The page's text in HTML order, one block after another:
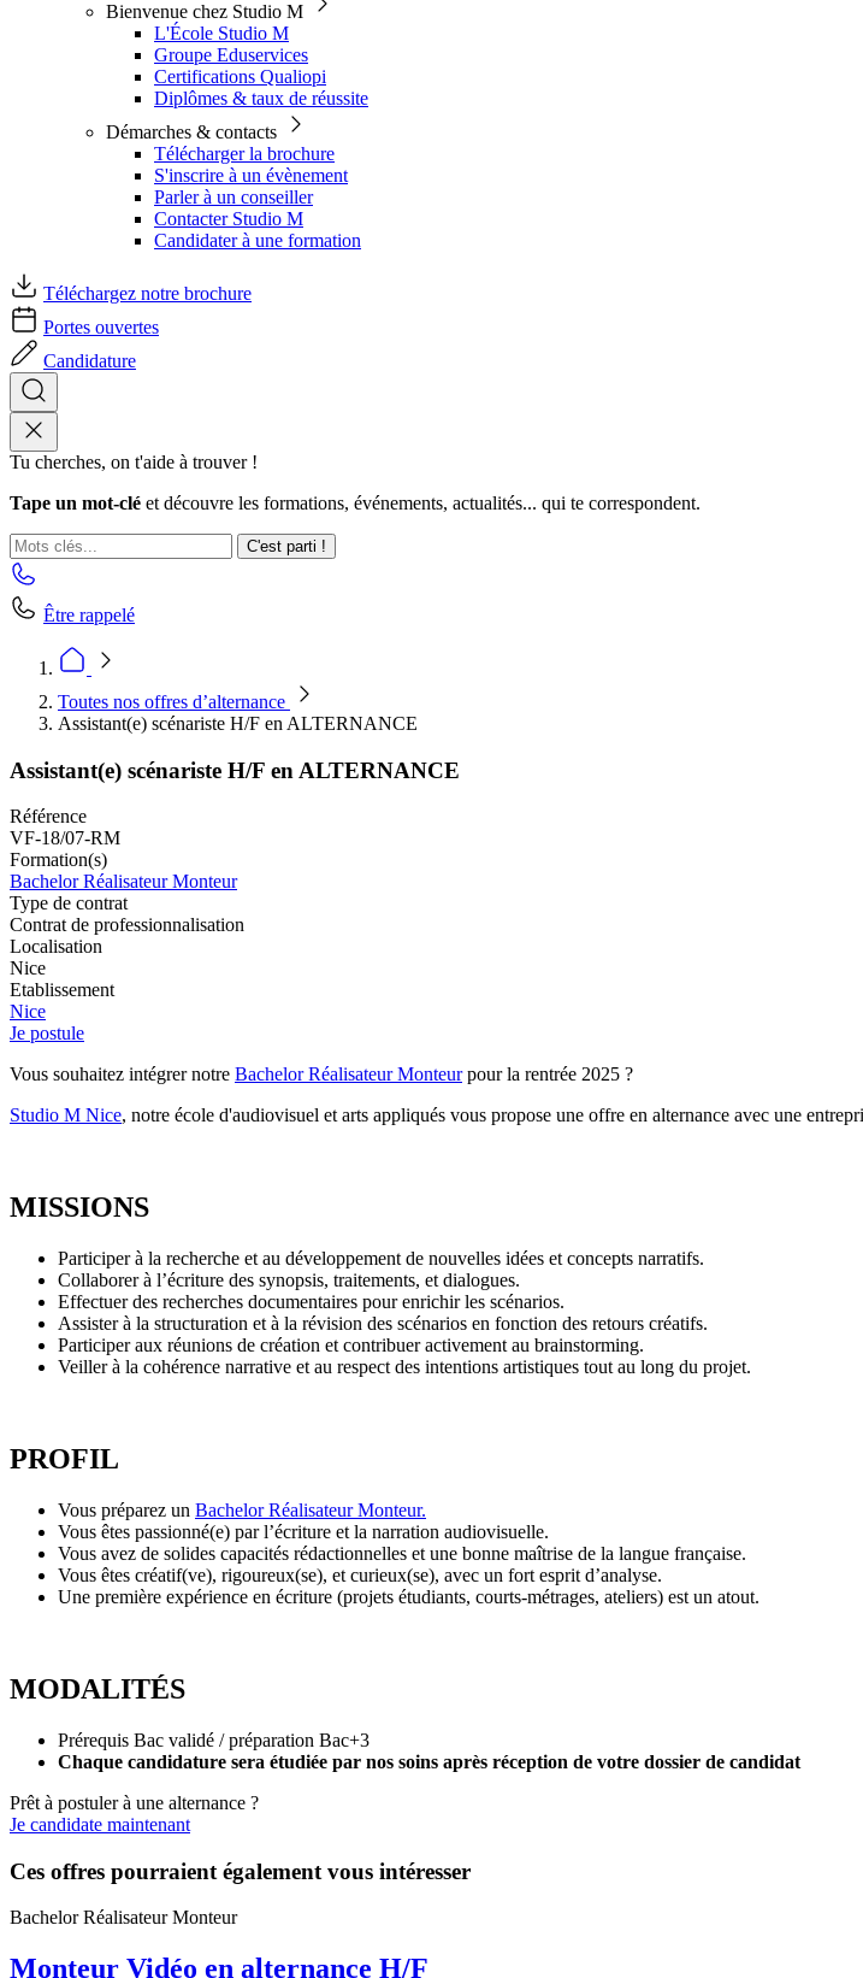
Bienvenue chez Studio M
L'École Studio M
Groupe Eduservices
Certifications Qualiopi
Diplômes & taux de réussite
Démarches & contacts
Télécharger la brochure
S'inscrire à un évènement
Parler à un conseiller
Contacter Studio M
Candidater à une formation
Téléchargez notre brochure
Portes ouvertes
Candidature
Tu cherches, on t'aide à trouver !
Tape un mot-clé et découvre les formations, événements, actualités... qui te correspondent.
C'est parti !
Être rappelé
Toutes nos offres d’alternance
Assistant(e) scénariste H/F en ALTERNANCE
Assistant(e) scénariste H/F en ALTERNANCE
Référence
VF-18/07-RM
Formation(s)
Bachelor Réalisateur Monteur
Type de contrat
Contrat de professionnalisation
Localisation
Nice
Etablissement
Nice
Je postule
Vous souhaitez intégrer notre Bachelor Réalisateur Monteurpour la rentrée 2025 ?
Studio M Nice, notre école d'audiovisuel et arts appliqués vous propose une offre en alternance avec une
MISSIONS
Participer à la recherche et au développement de nouvelles idées et concepts narratifs.
Collaborer à l’écriture des synopsis, traitements, et dialogues.
Effectuer des recherches documentaires pour enrichir les scénarios.
Assister à la structuration et à la révision des scénarios en fonction des retours créatifs.
Participer aux réunions de création et contribuer activement au brainstorming.
Veiller à la cohérence narrative et au respect des intentions artistiques tout au long du projet.
PROFIL
Vous préparez un Bachelor Réalisateur Monteur.
Vous êtes passionné(e) par l’écriture et la narration audiovisuelle.
Vous avez de solides capacités rédactionnelles et une bonne maîtrise de la langue française.
Vous êtes créatif(ve), rigoureux(se), et curieux(se), avec un fort esprit d’analyse.
Une première expérience en écriture (projets étudiants, courts-métrages, ateliers) est un atout.
MODALITÉS
Prérequis Bac validé / préparation Bac+3
Chaque candidature sera étudiée par nos soins après réception de votre dossier de candidat
Prêt à postuler à une alternance ?
Je candidate maintenant
Ces offres pourraient également vous intéresser
Bachelor Réalisateur Monteur
Monteur Vidéo en alternance H/F